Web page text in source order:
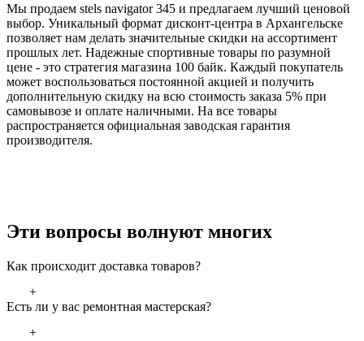
Мы продаем stels navigator 345 и предлагаем лучший ценовой
выбор. Уникальный формат дисконт-центра в Архангельске
позволяет нам делать значительные скидки на ассортимент
прошлых лет. Надежные спортивные товары по разумной
цене - это стратегия магазина 100 байк. Каждый покупатель
может воспользоваться постоянной акцией и получить
дополнительную скидку на всю стоимость заказа 5% при
самовывозе и оплате наличными. На все товары
распространяется официальная заводская гарантия
производителя.
Эти вопросы волнуют многих
Как происходит доставка товаров?
+
Есть ли у вас ремонтная мастерская?
+